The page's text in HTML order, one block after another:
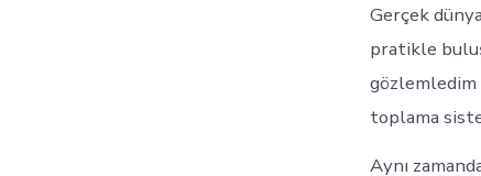
Gerçek
pratikle
gözlemledim
toplama
Aynı